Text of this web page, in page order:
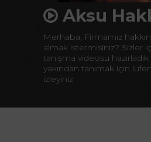
Aksu
Merhaba, Firmamız
almak istermisiniz? Sizler
tanışma videosu
yakından tanımak için
izleyiniz